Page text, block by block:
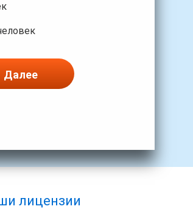
Далее
лицензии